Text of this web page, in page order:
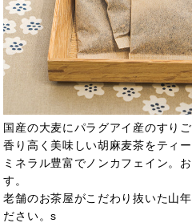
国産の大麦にパラグアイ産のすり
香り高く美味しい胡麻麦茶をティ
ミネラル豊富でノンカフェイン。
す。
老舗のお茶屋がこだわり抜いた山
ださい。s